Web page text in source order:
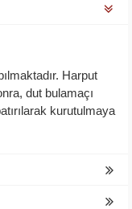
Harput
dut bulamaçı
kurutulmaya